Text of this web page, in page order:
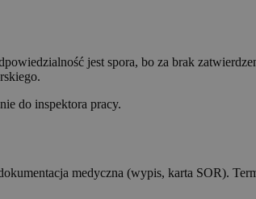
jest spora, bo za brak
do inspektora pracy.
medyczna (wypis, karta SOR).